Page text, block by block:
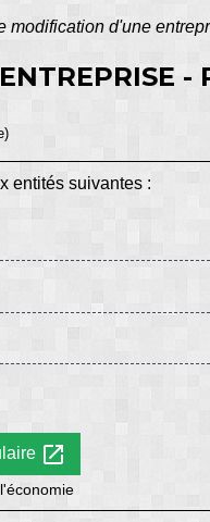
modification d'une
-
entités suivantes :
open_in_new